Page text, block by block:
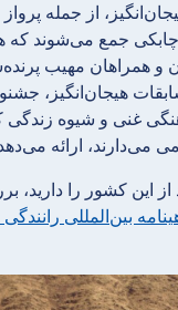
از جمله
جمع می‌شوند که
و همراهان مهیب
هیجان‌انگیز،
غنی و شیوه
می‌دارند، ارائه
از این کشور را دارید،
بین‌المللی